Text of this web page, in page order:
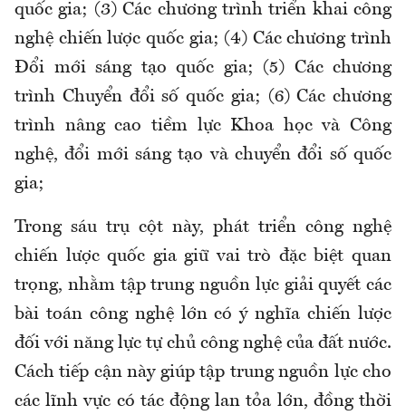
quốc gia; (3) Các chương trình triển khai công
nghệ chiến lược quốc gia; (4) Các chương trình
Đổi mới sáng tạo quốc gia; (5) Các chương
trình Chuyển đổi số quốc gia; (6) Các chương
trình nâng cao tiềm lực Khoa học và Công
nghệ, đổi mới sáng tạo và chuyển đổi số quốc
gia;
Trong sáu trụ cột này, phát triển công nghệ
chiến lược quốc gia giữ vai trò đặc biệt quan
trọng, nhằm tập trung nguồn lực giải quyết các
bài toán công nghệ lớn có ý nghĩa chiến lược
đối với năng lực tự chủ công nghệ của đất nước.
Cách tiếp cận này giúp tập trung nguồn lực cho
các lĩnh vực có tác động lan tỏa lớn, đồng thời